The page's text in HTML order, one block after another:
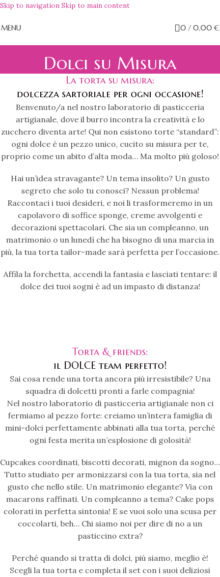
Skip to navigation Skip to main content
MENU 0 / 0,00 €
Dolci su Misura
La torta su misura:
dolcezza sartoriale per ogni occasione!
Benvenuto/a nel nostro laboratorio di pasticceria
artigianale, dove il burro incontra la creatività e lo
zucchero diventa arte! Qui non esistono torte “standard”:
ogni dolce è un pezzo unico, cucito su misura per te,
proprio come un abito d’alta moda… Ma molto più goloso!
Hai un’idea stravagante? Un tema insolito? Un gusto
segreto che solo tu conosci? Nessun problema!
Raccontaci i tuoi desideri, e noi li trasformeremo in un
capolavoro di soffice sponge, creme avvolgenti e
decorazioni spettacolari. Che sia un compleanno, un
matrimonio o un lunedì che ha bisogno di una marcia in
più, la tua torta tailor-made sarà perfetta per l’occasione.
Affila la forchetta, accendi la fantasia e lasciati tentare: il
dolce dei tuoi sogni è ad un impasto di distanza!
Torta & friends:
il DOLCE team perfetto!
Sai cosa rende una torta ancora più irresistibile? Una
squadra di dolcetti pronti a farle compagnia!
Nel nostro laboratorio di pasticceria artigianale non ci
fermiamo al pezzo forte: creiamo un’intera famiglia di
mini-dolci perfettamente abbinati alla tua torta, perché
ogni festa merita un’esplosione di golosità!
Cupcakes coordinati, biscotti decorati, mignon da sogno…
Tutto studiato per armonizzarsi con la tua torta, sia nel
gusto che nello stile. Un matrimonio elegante? Via con
macarons raffinati. Un compleanno a tema? Cake pops
colorati in perfetta sintonia! E se vuoi solo una scusa per
coccolarti, beh… Chi siamo noi per dire di no a un
pasticcino extra?
Perché quando si tratta di dolci, più siamo, meglio è!
Scegli la tua torta e completa il set con i suoi deliziosi